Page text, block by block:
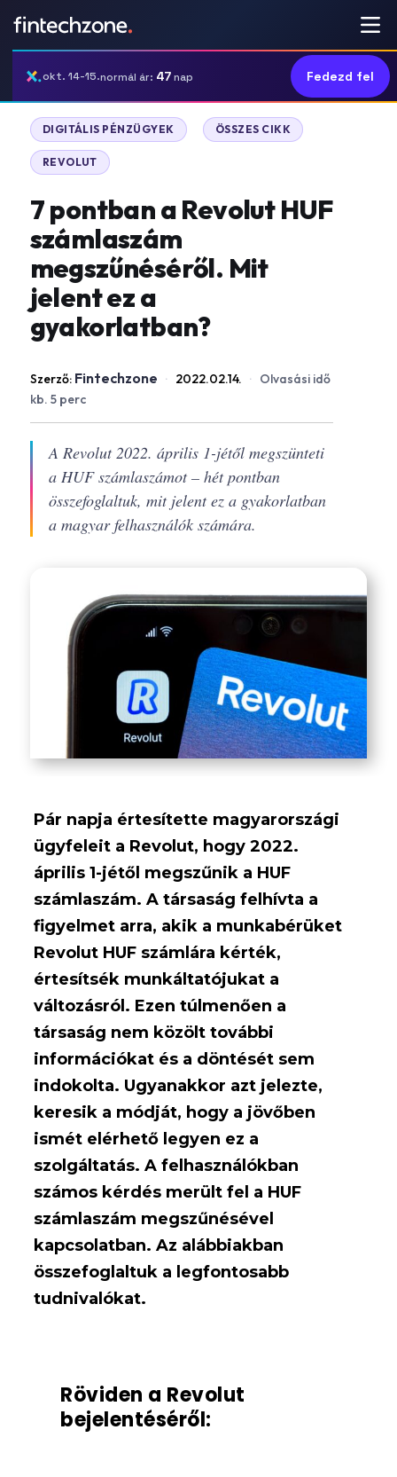
okt. 14-15.normál ár: 47nap Fedezd fel
DIGITÁLIS PÉNZÜGYEK ÖSSZES CIKK
REVOLUT
7 pontban a Revolut HUF
számlaszám
megszűnéséről. Mit
jelent ez a
gyakorlatban?
Szerző: Fintechzone · 2022.02.14. · Olvasási idő
kb. 5 perc
A Revolut 2022. április 1-jétől megszünteti
a HUF számlaszámot – hét pontban
összefoglaltuk, mit jelent ez a gyakorlatban
a magyar felhasználók számára.
Pár napja értesítette magyarországi
ügyfeleit a Revolut, hogy 2022.
április 1-jétől megszűnik a HUF
számlaszám. A társaság felhívta a
figyelmet arra, akik a munkabérüket
Revolut HUF számlára kérték,
értesítsék munkáltatójukat a
változásról. Ezen túlmenően a
társaság nem közölt további
információkat és a döntését sem
indokolta. Ugyanakkor azt jelezte,
keresik a módját, hogy a jövőben
ismét elérhető legyen ez a
szolgáltatás. A felhasználókban
számos kérdés merült fel a HUF
számlaszám megszűnésével
kapcsolatban. Az alábbiakban
összefoglaltuk a legfontosabb
tudnivalókat.
Röviden a Revolut
bejelentéséről: